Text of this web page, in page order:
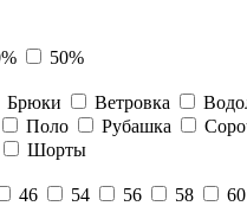
50%
Брюки Ветровка
Поло Рубашка
Шорты
46 54 56 58 60